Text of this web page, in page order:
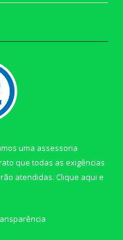
uma assessoria
que todas as exigências
atendidas. Clique aqui e